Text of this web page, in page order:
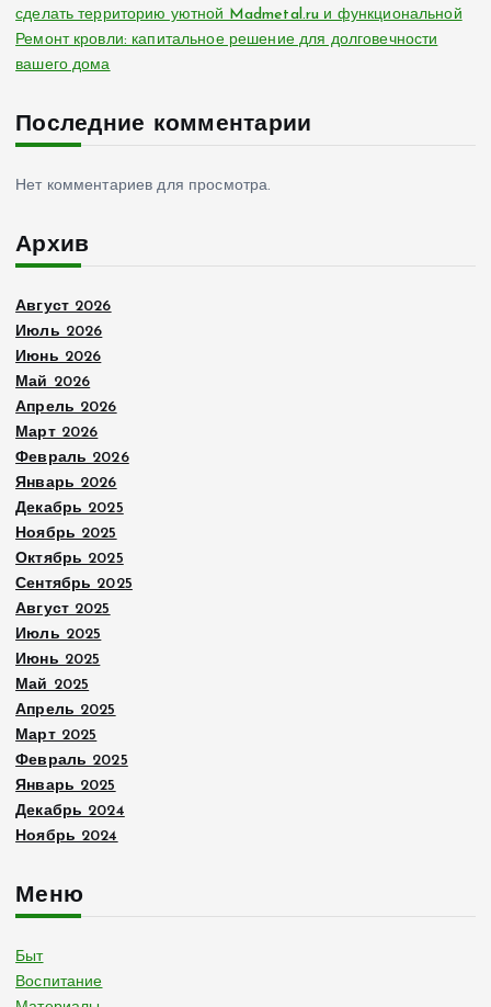
сделать территорию уютной Madmetal.ru и функциональной
Ремонт кровли: капитальное решение для долговечности
вашего дома
Последние комментарии
Нет комментариев для просмотра.
Архив
Август 2026
Июль 2026
Июнь 2026
Май 2026
Апрель 2026
Март 2026
Февраль 2026
Январь 2026
Декабрь 2025
Ноябрь 2025
Октябрь 2025
Сентябрь 2025
Август 2025
Июль 2025
Июнь 2025
Май 2025
Апрель 2025
Март 2025
Февраль 2025
Январь 2025
Декабрь 2024
Ноябрь 2024
Меню
Быт
Воспитание